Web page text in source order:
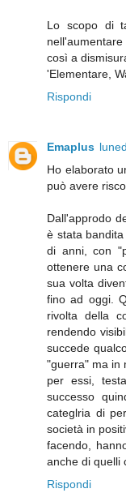
Lo scopo di
così a
'Elementare,
Rispondi
Emaplus
Ho elaborato
può avere
Dall'approdo
è stata
di anni, con
ottenere una
sua volta
fino ad oggi.
rivolta della
rendendo
succede
"guerra" ma in
per essi,
successo
categlria di
società in
facendo,
anche di quelli
Rispondi